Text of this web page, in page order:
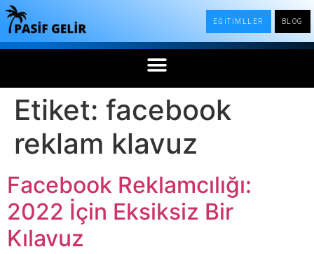
EĞİTİMLLER BLOG
Etiket: facebook
reklam klavuz
Facebook Reklamcılığı:
2022 İçin Eksiksiz Bir
Kılavuz